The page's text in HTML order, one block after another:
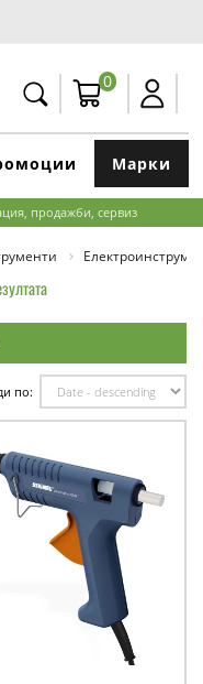
0
Марки
продажби, сервиз
по: